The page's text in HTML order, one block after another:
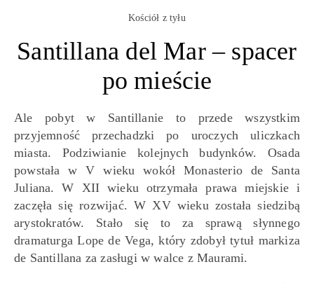
Kościół z tyłu
Santillana del Mar – spacer
po mieście
Ale pobyt w Santillanie to przede wszystkim
przyjemność przechadzki po uroczych uliczkach
miasta. Podziwianie kolejnych budynków. Osada
powstała w V wieku wokół Monasterio de Santa
Juliana. W XII wieku otrzymała prawa miejskie i
zaczęła się rozwijać. W XV wieku została siedzibą
arystokratów. Stało się to za sprawą słynnego
dramaturga Lope de Vega, który zdobył tytuł markiza
de Santillana za zasługi w walce z Maurami.